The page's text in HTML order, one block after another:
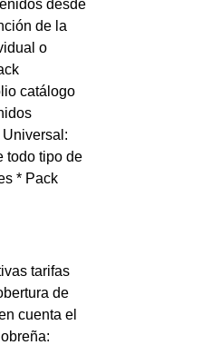
desde
de la
o
catálogo
todo tipo de
* Pack
tarifas
de
cuenta el